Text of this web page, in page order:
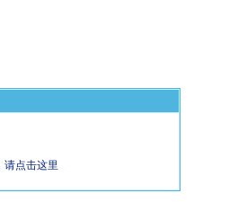
请点击这里